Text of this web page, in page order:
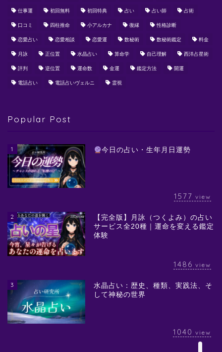
仕事運 初回無料 初回特典 占い 占い師 占術
口コミ 四柱推命 小アルカナ 復縁 性格診断
恋愛占い 恋愛相談 恋愛運 数秘術 数秘術鑑定 料金
月詠 正位置 水晶占い 算命学 自己理解 西洋占星術
評判 逆位置 運命数 金運 鑑定方法 開運
電話占い 電話占いヴェルニ 霊視
Popular Post
1 今日の占い・生年月日運勢
1577 view
2
【完全版】月詠（つくよみ）の占い
サービス全20種｜運命を変える鑑定
体験
1486 view
3
水晶占い：歴史、種類、実践法、そ
して神秘の世界
1040 view